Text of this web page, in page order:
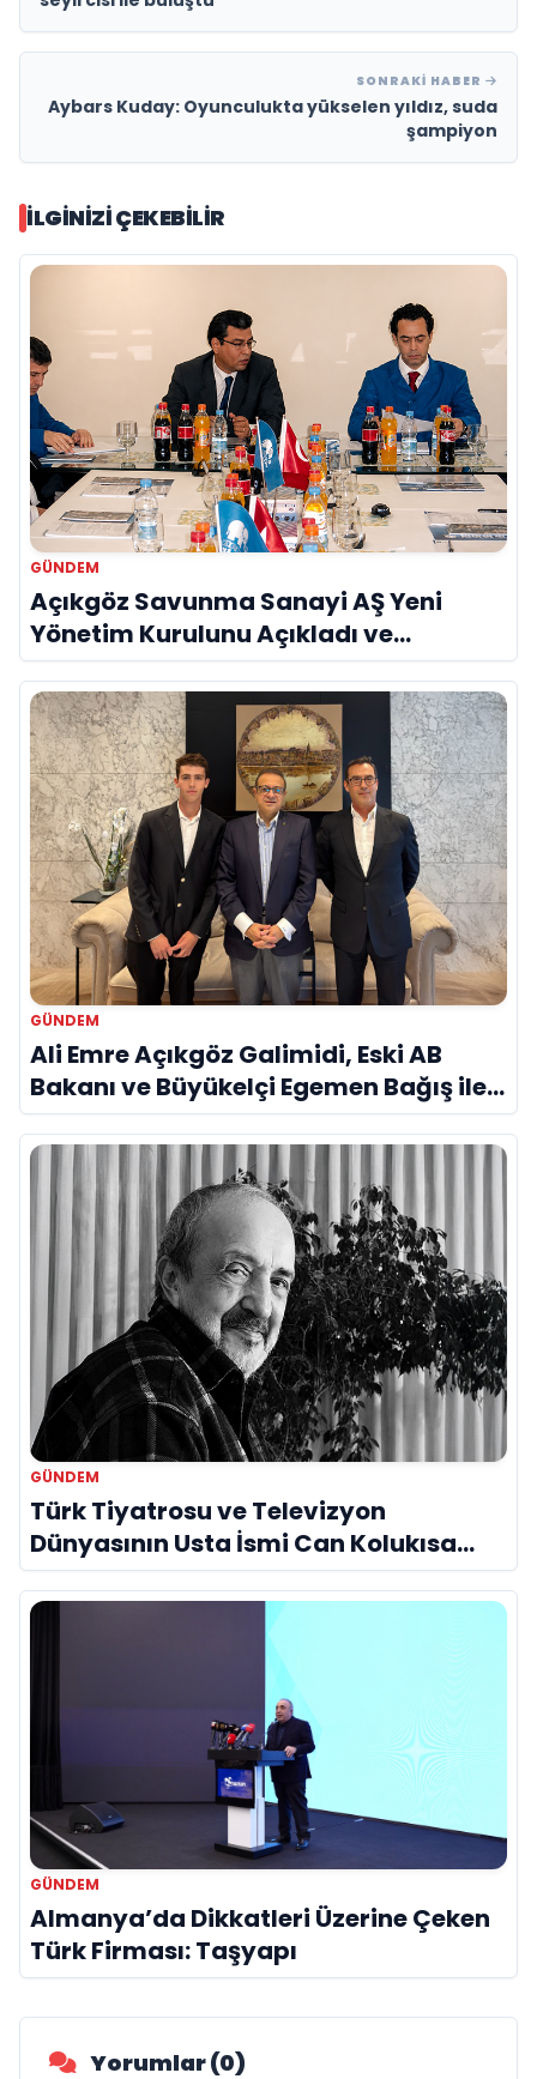
SONRAKI HABER
Aybars Kuday: Oyunculukta yükselen yıldız, suda
şampiyon
İLGINIZI ÇEKEBILIR
GÜNDEM
Açıkgöz Savunma Sanayi AŞ Yeni
Yönetim Kurulunu Açıkladı ve
Savunma Sanayinde Küresel Vizyon
Vurgusu
GÜNDEM
Ali Emre Açıkgöz Galimidi, Eski AB
Bakanı ve Büyükelçi Egemen Bağış ile
Bir Araya Geldi
GÜNDEM
Türk Tiyatrosu ve Televizyon
Dünyasının Usta İsmi Can Kolukısa
Hayatını Kaybetti
GÜNDEM
Almanya’da Dikkatleri Üzerine Çeken
Türk Firması: Taşyapı
Yorumlar (0)